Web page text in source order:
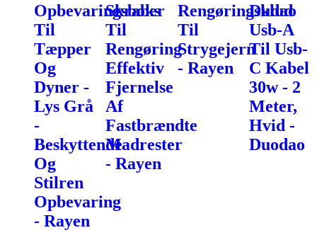
Opbevaringsboks
Til
Tæpper
Og
Dyner -
Lys Grå
-
Beskyttende
Og
Stilren
Opbevaring
- Rayen
Skraber
Til
Rengøring
Effektiv
Fjernelse
Af
Fastbrændte
Madrester
- Rayen
Rengøringsklud
Til
Strygejern
- Rayen
Dudao
Usb-A
Til Usb-
C Kabel
30w - 2
Meter,
Hvid -
Duodao